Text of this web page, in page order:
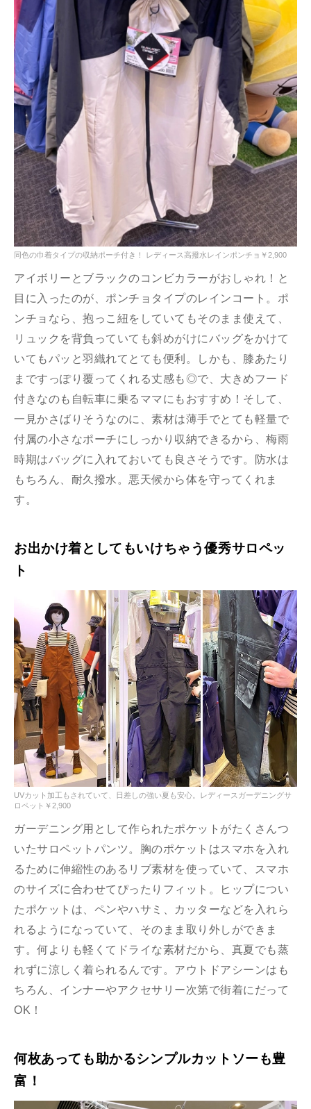
同色の巾着タイプの収納ポーチ付き！ レディース高撥水レインポンチョ￥2,900
アイボリーとブラックのコンビカラーがおしゃれ！と
目に入ったのが、ポンチョタイプのレインコート。ポ
ンチョなら、抱っこ紐をしていてもそのまま使えて、
リュックを背負っていても斜めがけにバッグをかけて
いてもパッと羽織れてとても便利。しかも、膝あたり
まですっぽり覆ってくれる丈感も◎で、大きめフード
付きなのも自転車に乗るママにもおすすめ！そして、
一見かさばりそうなのに、素材は薄手でとても軽量で
付属の小さなポーチにしっかり収納できるから、梅雨
時期はバッグに入れておいても良さそうです。防水は
もちろん、耐久撥水。悪天候から体を守ってくれま
す。
お出かけ着としてもいけちゃう優秀サロペッ
ト
UVカット加工もされていて、日差しの強い夏も安心。レディースガーデニングサ
ロペット￥2,900
ガーデニング用として作られたポケットがたくさんつ
いたサロペットパンツ。胸のポケットはスマホを入れ
るために伸縮性のあるリブ素材を使っていて、スマホ
のサイズに合わせてぴったりフィット。ヒップについ
たポケットは、ペンやハサミ、カッターなどを入れら
れるようになっていて、そのまま取り外しができま
す。何よりも軽くてドライな素材だから、真夏でも蒸
れずに涼しく着られるんです。アウトドアシーンはも
ちろん、インナーやアクセサリー次第で街着にだって
OK！
何枚あっても助かるシンプルカットソーも豊
富！